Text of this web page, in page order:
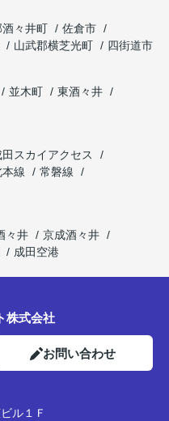
酒々井町
佐倉市
山武郡横芝光町
四街道市
並木町
東酒々井
田スカイアクセス
線
常磐線
々井
京成酒々井
成田空港
株式会社
お問い合わせ
ル１Ｆ